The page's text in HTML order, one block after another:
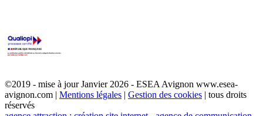
©2019 - mise à jour Janvier 2026 - ESEA Avignon www.esea-
avignon.com | Mentions légales | Gestion des cookies | tous droits
réservés